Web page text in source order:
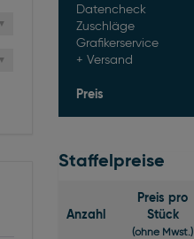
Datencheck
Zuschläge
Grafikerservice
Versand
Preis
Staffelpreise
Anzahl
Preis pro
Stück
(ohne Mwst.)